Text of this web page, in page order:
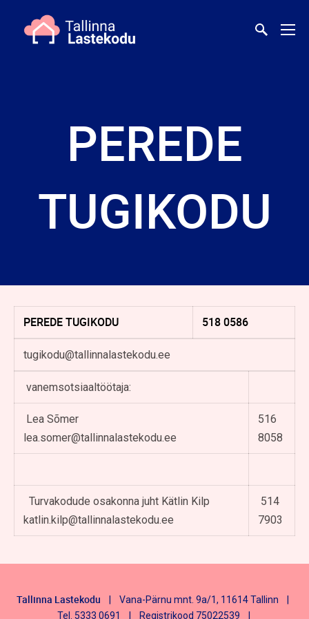
PEREDE
TUGIKODU
PEREDE TUGIKODU 518 0586
tugikodu@tallinnalastekodu.ee
vanemsotsiaaltöötaja:
Lea Sõmer
lea.somer@tallinnalastekodu.ee
516
8058
Turvakodude osakonna juht Kätlin Kilp
katlin.kilp@tallinnalastekodu.ee
514
7903
Tallinna Lastekodu | Vana-Pärnu mnt. 9a/1, 11614 Tallinn |
Tel. 5333 0691 | Registrikood 75022539 |